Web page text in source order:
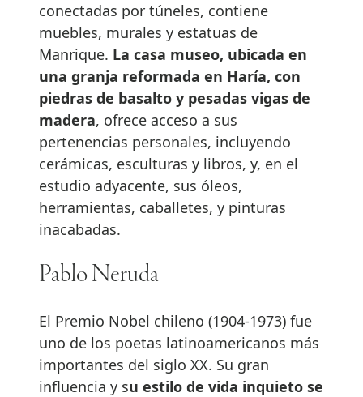
conectadas por túneles, contiene
muebles, murales y estatuas de
Manrique. La casa museo, ubicada en
una granja reformada en Haría, con
piedras de basalto y pesadas vigas de
madera, ofrece acceso a sus
pertenencias personales, incluyendo
cerámicas, esculturas y libros, y, en el
estudio adyacente, sus óleos,
herramientas, caballetes, y pinturas
inacabadas.
Pablo Neruda
El Premio Nobel chileno (1904-1973) fue
uno de los poetas latinoamericanos más
importantes del siglo XX. Su gran
influencia y su estilo de vida inquieto se